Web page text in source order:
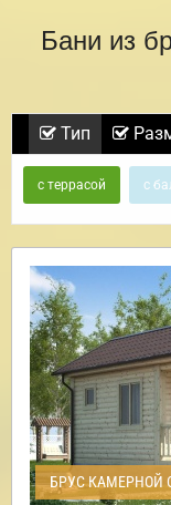
Бани из
Тип
с террасой с
БРУС КАМЕРНОЙ